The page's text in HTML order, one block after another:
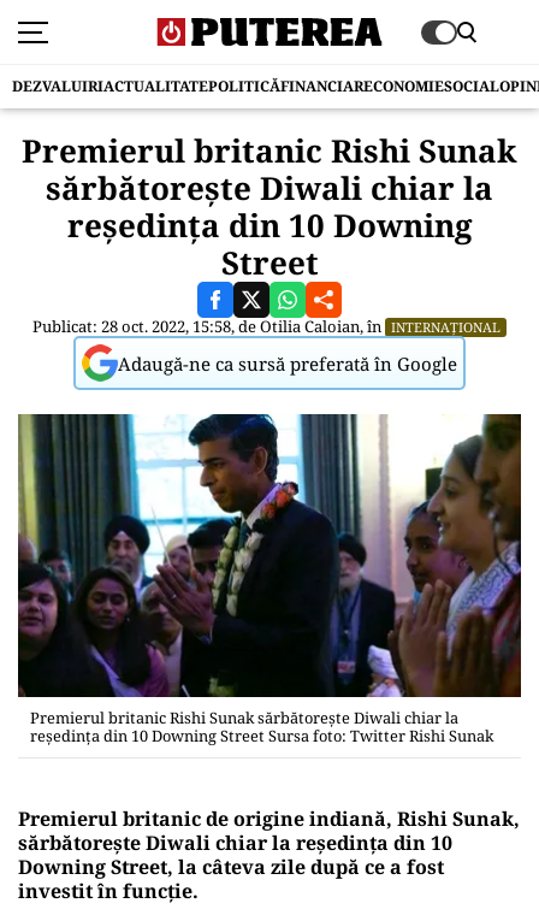
DEZVALUIRIACTUALITATEPOLITICĂFINANCIARECONOMIESOCIAL
Premierul britanic Rishi Sunak
sărbătorește Diwali chiar la
reședința din 10 Downing
Street
Publicat: 28 oct. 2022, 15:58, deOtilia Caloian, în INTERNAȚIONAL
Adaugă-ne ca sursă preferată în Google
Premierul britanic Rishi Sunak sărbătorește Diwali chiar la
reședința din 10 Downing Street Sursa foto: Twitter Rishi Sunak
Premierul britanic de origine indiană, Rishi Sunak,
sărbătorește Diwali chiar la reședința din 10
Downing Street, la câteva zile după ce a fost
investit în funcție.